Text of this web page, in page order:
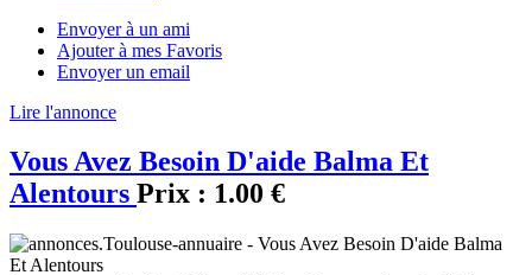
Envoyer à un ami
Ajouter à mes Favoris
Envoyer un email
Lire l'annonce
Vous Avez Besoin D'aide Balma Et
Alentours Prix : 1.00 €